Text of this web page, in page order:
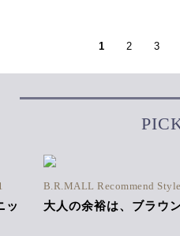
1 2 3
ッ
B.R.MALL Recommend
大人の余裕は、ブラウ